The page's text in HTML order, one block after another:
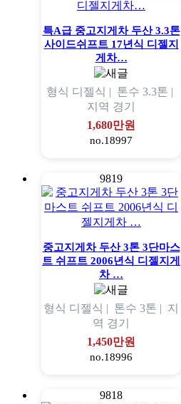
특A급 중고지게차 두산 3.3톤
사이드쉬프트 17년식 디젤지
게차…
형식 디젤식 | 톤수 3.3톤 |
지역 경기
1,680만원
no.18997
9819
중고지게차 두산 3톤 3단마스
트 쉬프트 2006년식 디젤지게
차 …
형식 디젤식 | 톤수 3톤 | 지
역 경기
1,450만원
no.18996
9818